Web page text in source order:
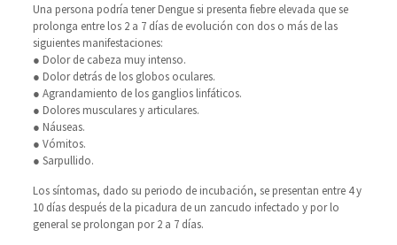
Una persona podría tener Dengue si presenta fiebre elevada que se
prolonga entre los 2 a 7 días de evolución con dos o más de las
siguientes manifestaciones:
● Dolor de cabeza muy intenso.
● Dolor detrás de los globos oculares.
● Agrandamiento de los ganglios linfáticos.
● Dolores musculares y articulares.
● Náuseas.
● Vómitos.
● Sarpullido.
Los síntomas, dado su periodo de incubación, se presentan entre 4 y
10 días después de la picadura de un zancudo infectado y por lo
general se prolongan por 2 a 7 días.